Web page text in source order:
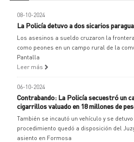
08-10-2024
La Policía detuvo a dos sicarios
Los asesinos a sueldo cruzaron la
como peones en un campo rural de la
Pantalla
Leer más
06-10-2024
Contrabando: La Policía secuestró un
cigarrillos valuado en 18 millones de
También se incautó un vehículo y se
procedimiento quedó a disposición del
asiento en Formosa